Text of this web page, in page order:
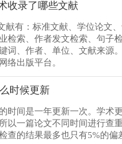
收录了哪些文献
献有：标准文献、学位论文
检索、作者发文检索、句子
词、作者、单位、文献来源
络出版平台。
时候更新
时间是一年更新一次。学术
以一篇论文不同时间进行查
查的结果最多也只有5%的